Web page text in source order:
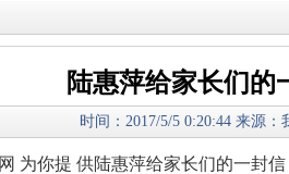
陆惠萍给家长们的
时间：2017/5/5 0:20:44 来源：
为你提 供陆惠萍给家长们的一封信